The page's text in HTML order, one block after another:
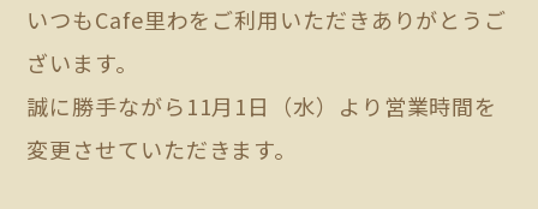
いつもCafe里わをご利用いただきありがとうご
ざいます。
誠に勝手ながら11月1日（水）より営業時間を
変更させていただきます。